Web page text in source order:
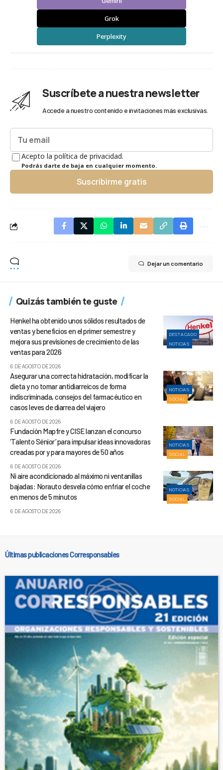
Grok
Perplexity
Suscríbete a nuestra newsletter
Accede a nuestro contenido e invitaciones más exclusivas.
Acepto la política de privacidad.
Podrás darte de baja en cualquier momento.
Suscribirme gratis
Dejar un comentario
Quizás también te guste
DESTACADO
NOTICIAS
Henkel ha obtenido unos sólidos resultados de
ventas y beneficios en el primer semestre y
mejora sus previsiones de crecimiento de las
ventas para 2026
6 DE AGOSTO DE 2026
NOTICIAS
SOCIAL
Asegurar una correcta hidratación, modificar la
dieta y no tomar antidiarreicos de forma
indiscriminada, consejos del farmacéutico en
casos leves de diarrea del viajero
6 DE AGOSTO DE 2026
NOTICIAS
SOCIAL
Fundación Mapfre y CISE lanzan el concurso
‘Talento Sénior’ para impulsar ideas innovadoras
creadas por y para mayores de 50 años
6 DE AGOSTO DE 2026
NOTICIAS
SOCIAL
Ni aire acondicionado al máximo ni ventanillas
bajadas: Norauto desvela cómo enfriar el coche
en menos de 5 minutos
6 DE AGOSTO DE 2026
Últimas publicaciones Corresponsables